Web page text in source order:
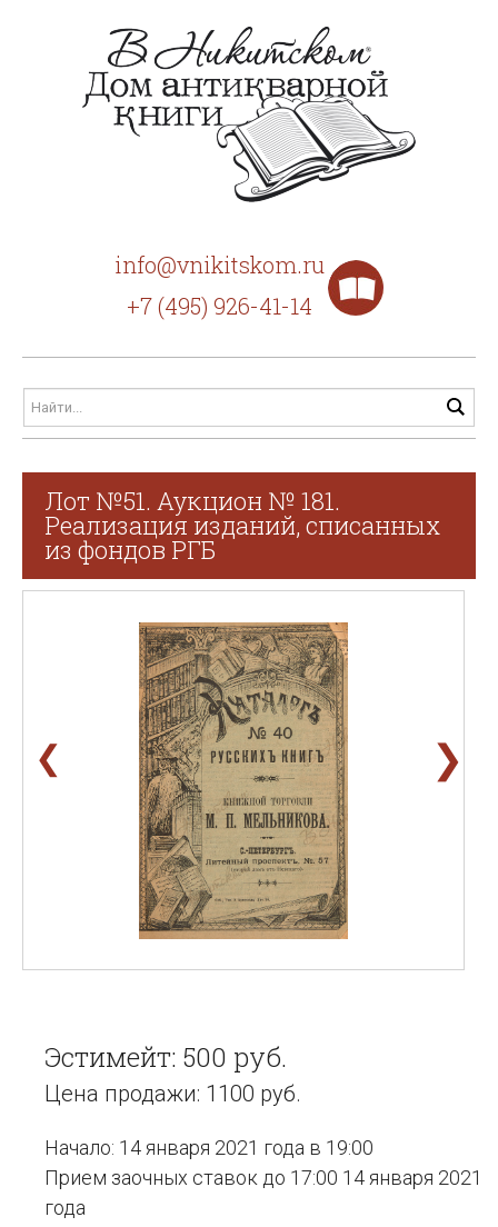
info@vnikitskom.ru
+7 (495) 926-41-14
Лот №51. Аукцион № 181.
Реализация изданий, списанных
из фондов РГБ
❮ ❯
Эстимейт: 500 руб.
Цена продажи: 1100 руб.
Начало: 14 января 2021 года в 19:00
Прием заочных ставок до 17:00 14 января 2021
года